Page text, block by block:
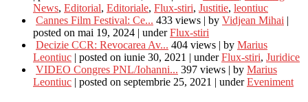
News, Editorial, Editoriale, Flux-stiri, Justitie, leontiuc
Cannes Film Festival: Ce... 433 views | by Vidjean Mihai |
posted on mai 19, 2024 | underFlux-stiri
Decizie CCR: Revocarea Av... 404 views | by Marius
Leontiuc | posted on iunie 30, 2021 | underFlux-stiri, Juridice
VIDEO Congres PNL/Iohanni... 397 views | by Marius
Leontiuc | posted on septembrie 25, 2021 | underEveniment